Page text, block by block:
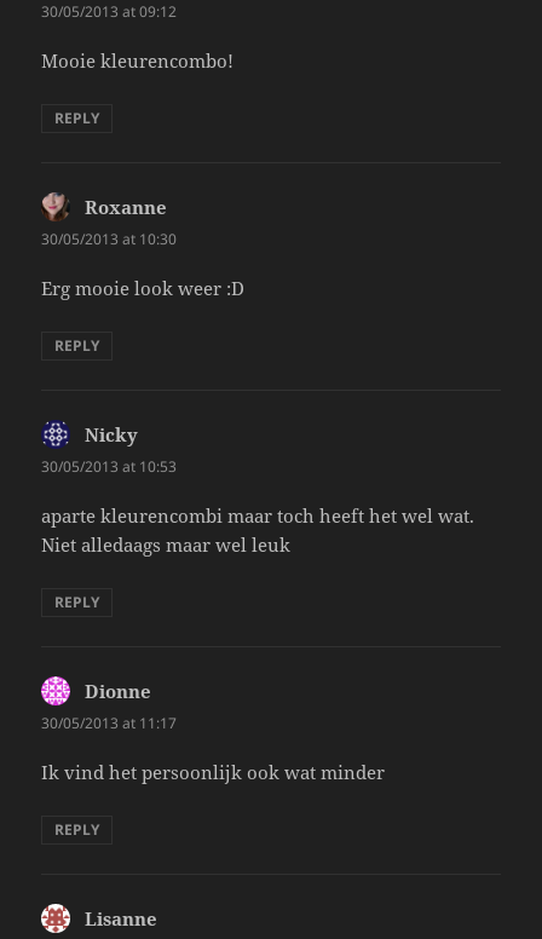
30/05/2013 at 09:12
Mooie kleurencombo!
REPLY
Roxanne
30/05/2013 at 10:30
Erg mooie look weer :D
REPLY
Nicky
30/05/2013 at 10:53
aparte kleurencombi maar toch heeft het wel wat.
Niet alledaags maar wel leuk
REPLY
Dionne
30/05/2013 at 11:17
Ik vind het persoonlijk ook wat minder
REPLY
Lisanne